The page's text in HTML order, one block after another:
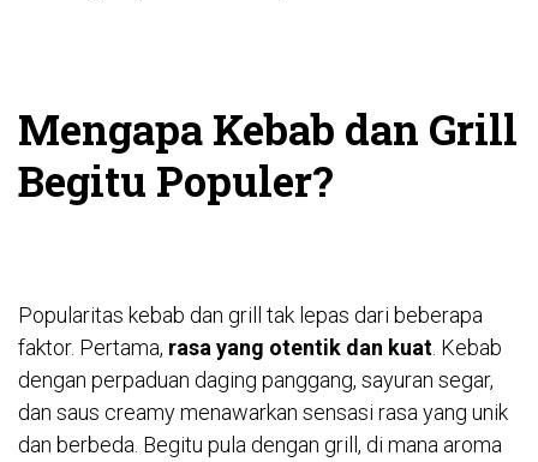
Mengapa Kebab dan Grill
Begitu Populer?
Popularitas kebab dan grill tak lepas dari beberapa
faktor. Pertama, rasa yang otentik dan kuat . Kebab
dengan perpaduan daging panggang, sayuran segar,
dan saus creamy menawarkan sensasi rasa yang unik
dan berbeda. Begitu pula dengan grill, di mana aroma